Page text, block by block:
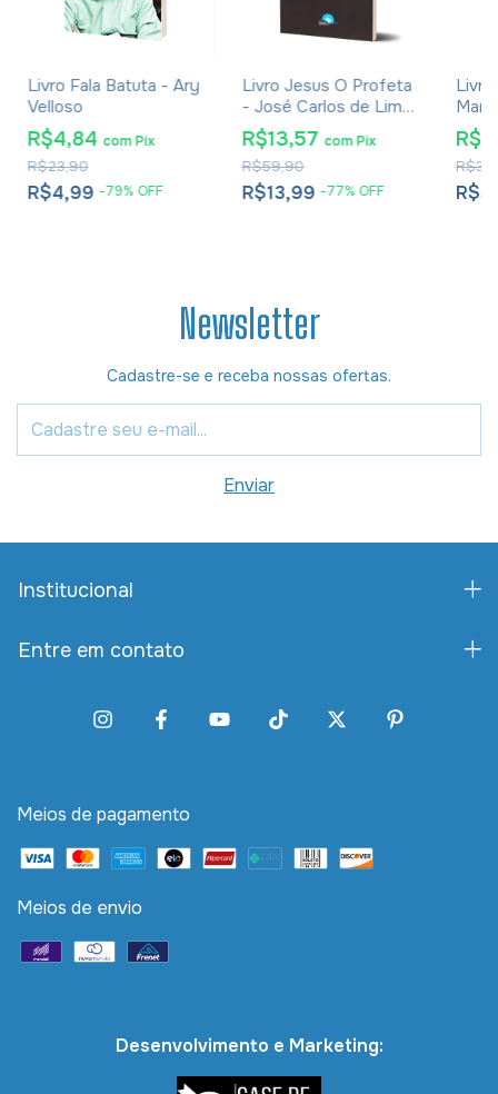
Livro Fala Batuta - Ary
Velloso
R$4,99 -79% OFF
R$23,90
R$4,84 com Pix
Livro Jesus O Profeta
- José Carlos de Lima
Costa
R$13,99 -77% OFF
R$59,90
R$13,57 com Pix
Da
Newsletter
Cadastre-se e receba nossas ofertas.
Institucional
Entre em contato
Meios de pagamento
Meios de envio
Desenvolvimento e Marketing: